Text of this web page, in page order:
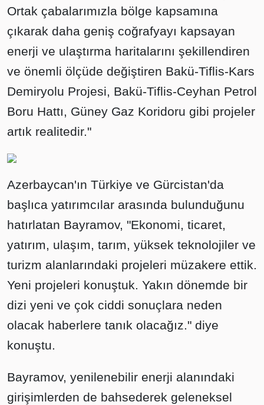
Ortak çabalarımızla bölge kapsamına
çıkarak daha geniş coğrafyayı kapsayan
enerji ve ulaştırma haritalarını şekillendiren
ve önemli ölçüde değiştiren Bakü-Tiflis-Kars
Demiryolu Projesi, Bakü-Tiflis-Ceyhan Petrol
Boru Hattı, Güney Gaz Koridoru gibi projeler
artık realitedir."
Azerbaycan'ın Türkiye ve Gürcistan'da
başlıca yatırımcılar arasında bulunduğunu
hatırlatan Bayramov, "Ekonomi, ticaret,
yatırım, ulaşım, tarım, yüksek teknolojiler ve
turizm alanlarındaki projeleri müzakere ettik.
Yeni projeleri konuştuk. Yakın dönemde bir
dizi yeni ve çok ciddi sonuçlara neden
olacak haberlere tanık olacağız." diye
konuştu.
Bayramov, yenilenebilir enerji alanındaki
girişimlerden de bahsederek geleneksel